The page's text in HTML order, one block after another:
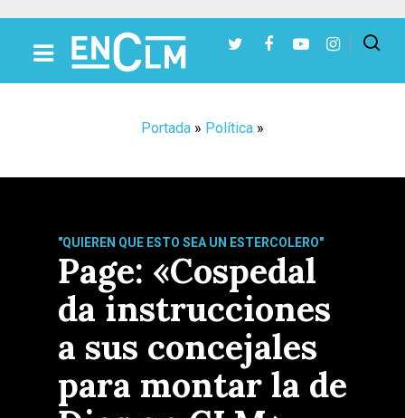
Portada » Política »
"QUIEREN QUE ESTO SEA UN ESTERCOLERO"
Page: «Cospedal
da instrucciones
a sus concejales
para montar la de